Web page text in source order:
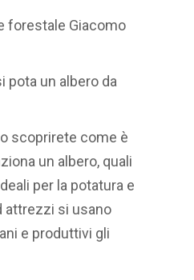
forestale Giacomo
pota un albero da
scoprirete come è
un albero, quali
per la potatura e
attrezzi si usano
e produttivi gli